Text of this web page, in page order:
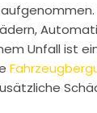
Unfall ist